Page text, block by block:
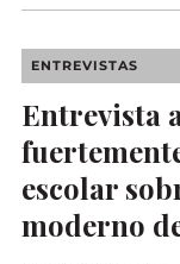
ENTREVISTAS
Fotografía cortesía de
Entrevista
escolar
moderno